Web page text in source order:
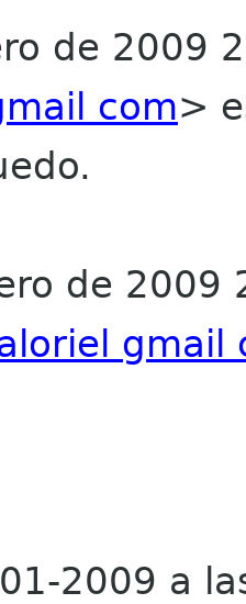
de 2009
com>
de 2009
gmail
2009 a